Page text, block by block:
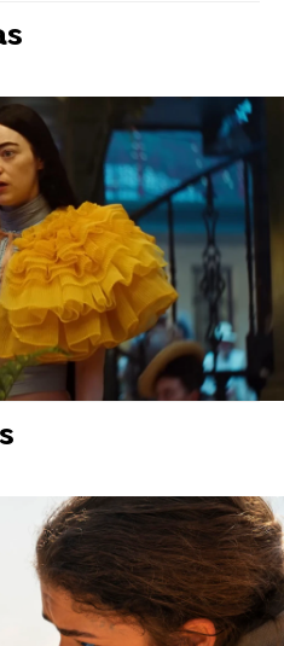
Pues deberías
trata de una película
que cuenta la
Stone) en el siglo
un científico, y que se
ganas de conocer y
que los demás.
te recomendamos una
de este 2024, Dune:
parte de Dune, la
del director Denis